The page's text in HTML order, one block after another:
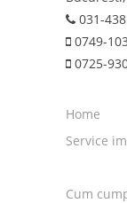
031-
0749-
0725-
Home
Service
Cum